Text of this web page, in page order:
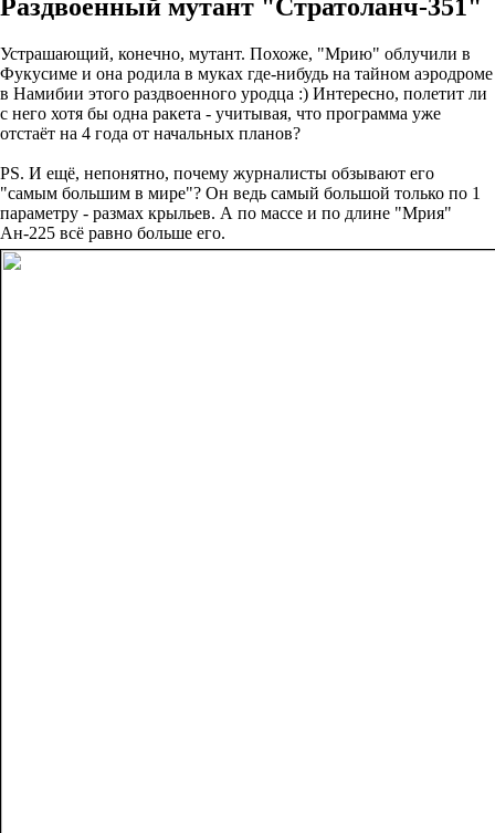
Раздвоенный мутант "Стратоланч-351"
Устрашающий, конечно, мутант. Похоже, "Мрию" облучили в
Фукусиме и она родила в муках где-нибудь на тайном аэродроме
в Намибии этого раздвоенного уродца :) Интересно, полетит ли
с него хотя бы одна ракета - учитывая, что программа уже
отстаёт на 4 года от начальных планов?
PS. И ещё, непонятно, почему журналисты обзывают его
"самым большим в мире"? Он ведь самый большой только по 1
параметру - размах крыльев. А по массе и по длине "Мрия"
Ан-225 всё равно больше его.